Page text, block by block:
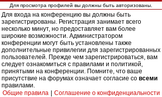
Для просмотра профилей вы должны быть авторизованы.
Для входа на конференцию вы должны быть
зарегистрированы. Регистрация занимает всего
несколько минут, но предоставляет вам более
широкие возможности. Администратором
конференции могут быть установлены также
дополнительные привилегии для зарегистрированных
пользователей. Прежде чем зарегистрироваться, вам
следует ознакомиться с правилами и политикой,
принятыми на конференции. Помните, что ваше
присутствие на форумах означает согласие со всеми
правилами.
Общие правила
Соглашение о конфиденциальности